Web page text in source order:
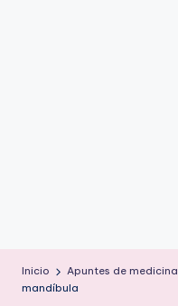
Inicio Apuntes de medicina
mandíbula